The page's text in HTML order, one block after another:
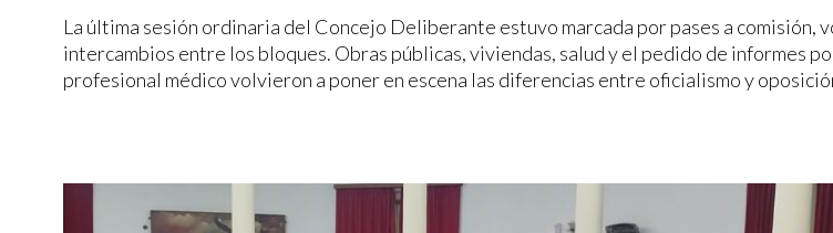
La última sesión ordinaria del Concejo Deliberante estuvo marcada por pases a comisión,
intercambios entre los bloques. Obras públicas, viviendas, salud y el pedido de informes
profesional médico volvieron a poner en escena las diferencias entre oficialismo y